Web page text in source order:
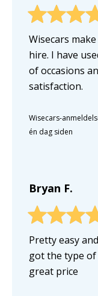
Wisecars
hire. I have
of occasions
satisfaction.
Wisecars-
én dag siden
Bryan F.
Pretty easy
got the type of
great price